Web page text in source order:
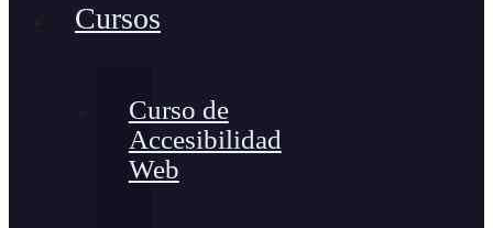
Cursos
Curso de
Accesibilidad
Web